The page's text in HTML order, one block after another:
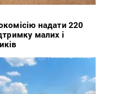
надати 220
малих і